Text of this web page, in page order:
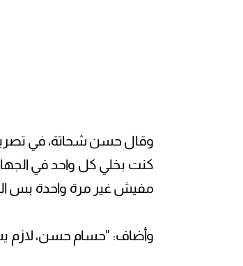
وقال حسن شحاتة، في
كنت بخلي كل واحد في
مفيش غير مرة واحدة بس
وأضاف: "حسام حسن،